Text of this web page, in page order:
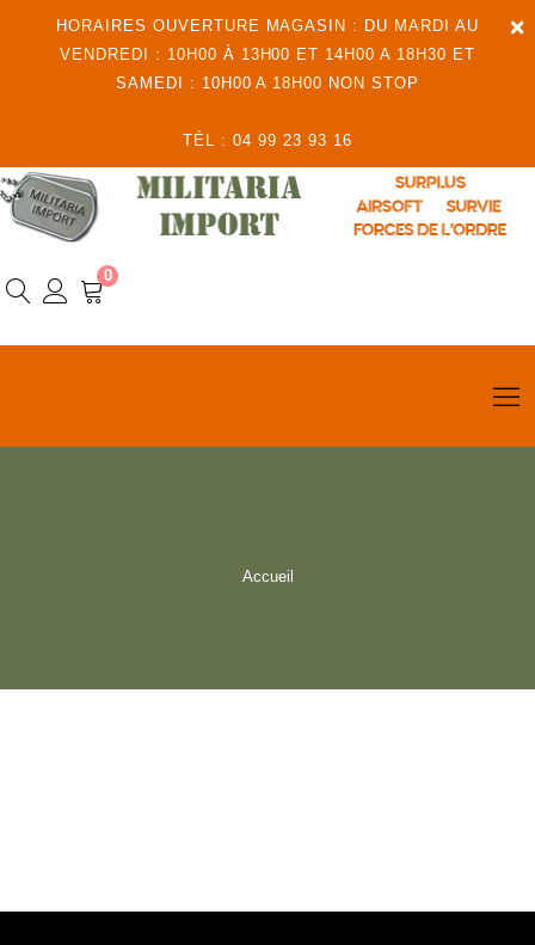
×
HORAIRES OUVERTURE MAGASIN : DU MARDI AU
VENDREDI : 10H00 À 13H00 ET 14H00 A 18H30 ET
SAMEDI : 10H00 A 18H00 NON STOP
TÉL : 04 99 23 93 16
0
Accueil